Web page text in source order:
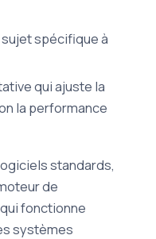
spécifique à
qui ajuste la
la performance
standards,
de
fonctionne
systèmes